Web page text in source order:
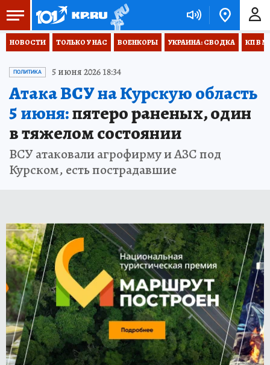
НОВОСТИ ТОЛЬКО У НАС ВОЕНКОРЫ УКРАИНА: СВОДКА КП В
ПОЛИТИКА 5 июня 2026 18:34
Атака ВСУ на Курскую область
5 июня:пятеро раненых, один
в тяжелом состоянии
ВСУ атаковали агрофирму и АЗС под
Курском, есть пострадавшие